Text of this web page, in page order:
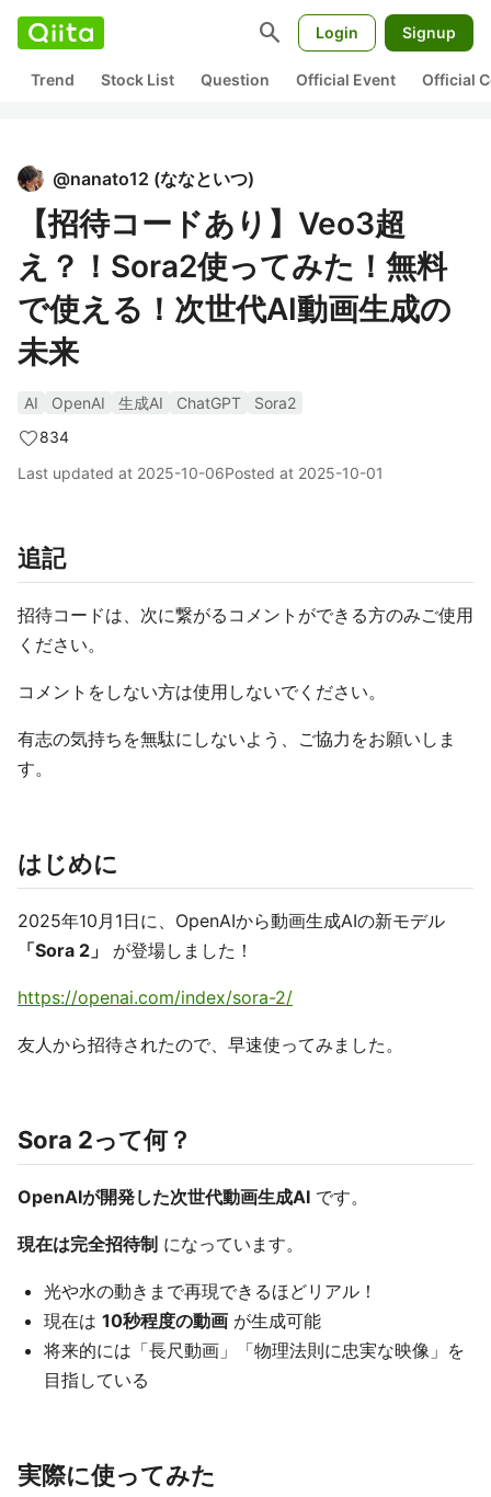
search Login Signup
Trend Stock List Question Official Event Official
@nanato12 (ななといつ)
【招待コードあり】Veo3超
え？！Sora2使ってみた！無料
で使える！次世代AI動画生成の
未来
AI OpenAI 生成AI ChatGPT
Sora2
834
Last updated at 2025-10-06Posted at 2025-10-01
追記
招待コードは、次に繋がるコメントができる方のみご使用
ください。
コメントをしない方は使用しないでください。
有志の気持ちを無駄にしないよう、ご協力をお願いしま
す。
はじめに
2025年10月1日に、OpenAIから動画生成AIの新モデル
「Sora 2」
が登場しました！
https://openai.com/index/sora-2/
友人から招待されたので、早速使ってみました。
Sora 2って何？
OpenAIが開発した次世代動画生成AI です。
現在は完全招待制 になっています。
光や水の動きまで再現できるほどリアル！
現在は 10秒程度の動画 が生成可能
将来的には「長尺動画」「物理法則に忠実な映像」を
目指している
実際に使ってみた